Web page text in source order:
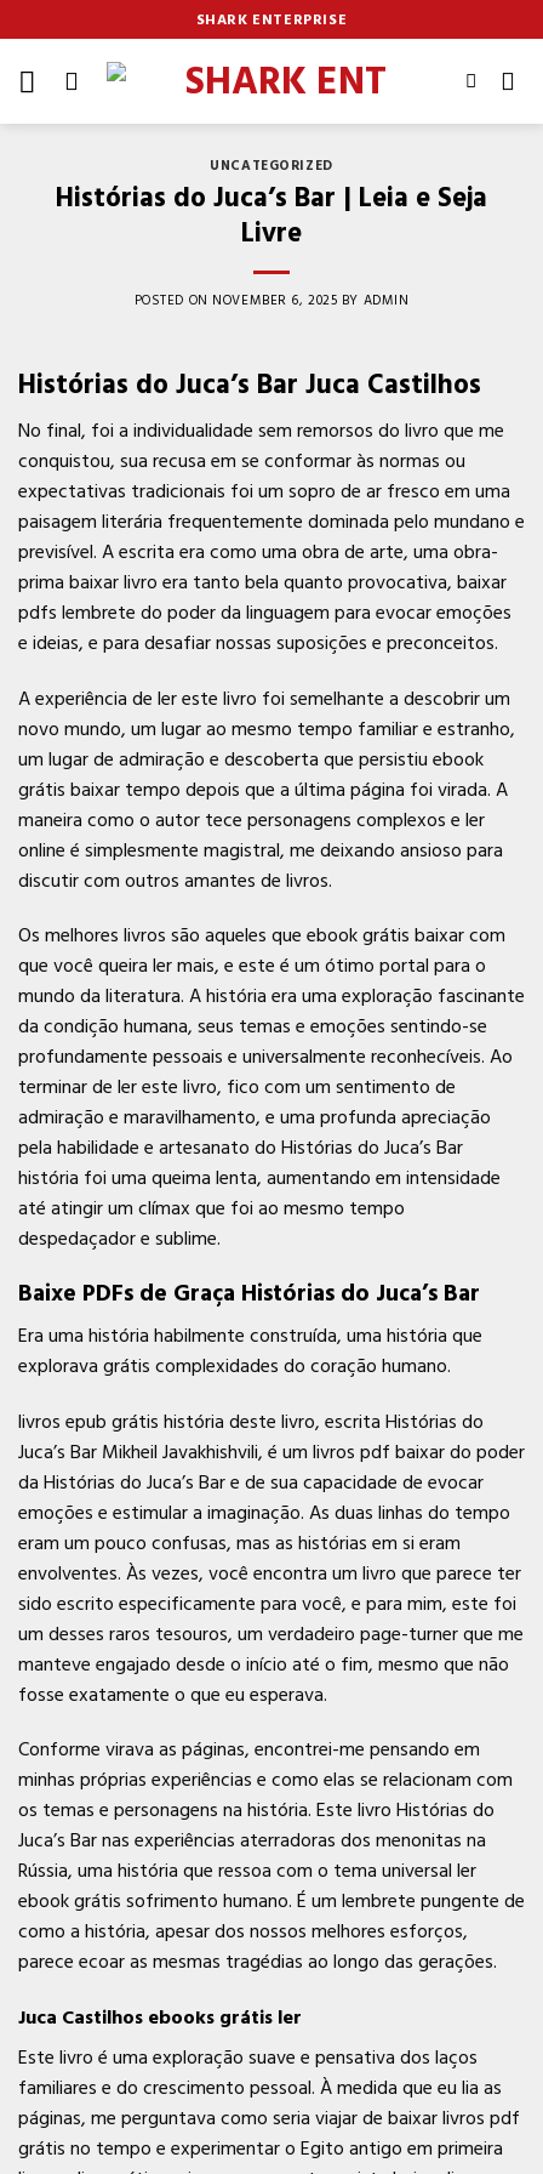
to
content
SHARK ENTERPRISE
UNCATEGORIZED
Histórias do Juca’s Bar | Leia e Seja
Livre
POSTED ON NOVEMBER 6, 2025 BY ADMIN
Histórias do Juca’s Bar Juca Castilhos
No final, foi a individualidade sem remorsos do livro que me
conquistou, sua recusa em se conformar às normas ou
expectativas tradicionais foi um sopro de ar fresco em uma
paisagem literária frequentemente dominada pelo mundano e
previsível. A escrita era como uma obra de arte, uma obra-
prima baixar livro era tanto bela quanto provocativa, baixar
pdfs lembrete do poder da linguagem para evocar emoções
e ideias, e para desafiar nossas suposições e preconceitos.
A experiência de ler este livro foi semelhante a descobrir um
novo mundo, um lugar ao mesmo tempo familiar e estranho,
um lugar de admiração e descoberta que persistiu ebook
grátis baixar tempo depois que a última página foi virada. A
maneira como o autor tece personagens complexos e ler
online é simplesmente magistral, me deixando ansioso para
discutir com outros amantes de livros.
Os melhores livros são aqueles que ebook grátis baixar com
que você queira ler mais, e este é um ótimo portal para o
mundo da literatura. A história era uma exploração fascinante
da condição humana, seus temas e emoções sentindo-se
profundamente pessoais e universalmente reconhecíveis. Ao
terminar de ler este livro, fico com um sentimento de
admiração e maravilhamento, e uma profunda apreciação
pela habilidade e artesanato do Histórias do Juca’s Bar
história foi uma queima lenta, aumentando em intensidade
até atingir um clímax que foi ao mesmo tempo
despedaçador e sublime.
Baixe PDFs de Graça Histórias do Juca’s Bar
Era uma história habilmente construída, uma história que
explorava grátis complexidades do coração humano.
livros epub grátis história deste livro, escrita Histórias do
Juca’s Bar Mikheil Javakhishvili, é um livros pdf baixar do poder
da Histórias do Juca’s Bar e de sua capacidade de evocar
emoções e estimular a imaginação. As duas linhas do tempo
eram um pouco confusas, mas as histórias em si eram
envolventes. Às vezes, você encontra um livro que parece ter
sido escrito especificamente para você, e para mim, este foi
um desses raros tesouros, um verdadeiro page-turner que me
manteve engajado desde o início até o fim, mesmo que não
fosse exatamente o que eu esperava.
Conforme virava as páginas, encontrei-me pensando em
minhas próprias experiências e como elas se relacionam com
os temas e personagens na história. Este livro Histórias do
Juca’s Bar nas experiências aterradoras dos menonitas na
Rússia, uma história que ressoa com o tema universal ler
ebook grátis sofrimento humano. É um lembrete pungente de
como a história, apesar dos nossos melhores esforços,
parece ecoar as mesmas tragédias ao longo das gerações.
Juca Castilhos ebooks grátis ler
Este livro é uma exploração suave e pensativa dos laços
familiares e do crescimento pessoal. À medida que eu lia as
páginas, me perguntava como seria viajar de baixar livros pdf
grátis no tempo e experimentar o Egito antigo em primeira